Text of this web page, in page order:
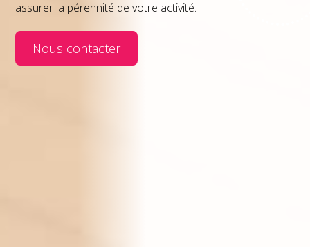
assurer la pérennité de votre activité.
Nous contacter